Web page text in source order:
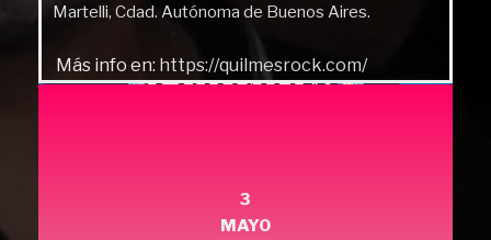
Martelli, Cdad. Autónoma de Buenos Aires.
Más info en: https://quilmesrock.com/
3
MAYO